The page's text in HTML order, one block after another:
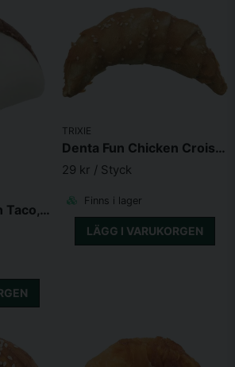
min fråga
Skicka fråga
Denta Fun Chicken Taco, 80g
TRIXIE
Denta Fun Chicken Croissant, 11 cm, 80g
29 kr / Styck
Finns i lager
LÄGG I VARUKORGEN